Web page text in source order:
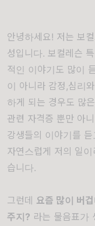
안녕하세요! 저는 보
성입니다. 보컬레슨
적인 이야기도 많이
이 아니라 감정,심리
하게 되는 경우도 많
관련 자격증 뿐만 아
강생들의 이야기를
자연스럽게 저의 일
습니다.
그런데 요즘 많이 버
주지? 라는 물음표가